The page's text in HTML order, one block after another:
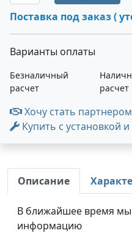
Поставка под заказ (
Варианты оплаты
Безналичный
расчет
расчет
Хочу стать
Купить с установкой и
Описание
В ближайшее время
информацию